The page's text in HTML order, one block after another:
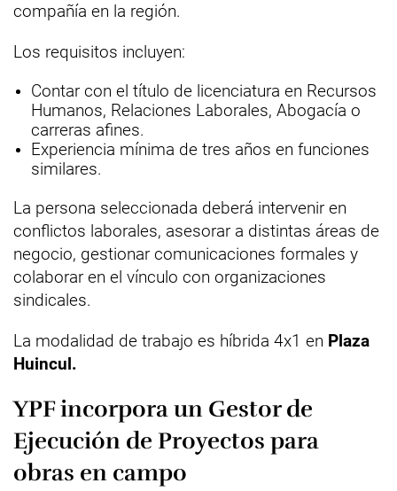
compañía en la región.
Los requisitos incluyen:
Contar con el título de licenciatura en Recursos
Humanos, Relaciones Laborales, Abogacía o
carreras afines.
Experiencia mínima de tres años en funciones
similares.
La persona seleccionada deberá intervenir en
conflictos laborales, asesorar a distintas áreas de
negocio, gestionar comunicaciones formales y
colaborar en el vínculo con organizaciones
sindicales.
La modalidad de trabajo es híbrida 4x1 en Plaza
Huincul.
YPF incorpora un Gestor de
Ejecución de Proyectos para
obras en campo